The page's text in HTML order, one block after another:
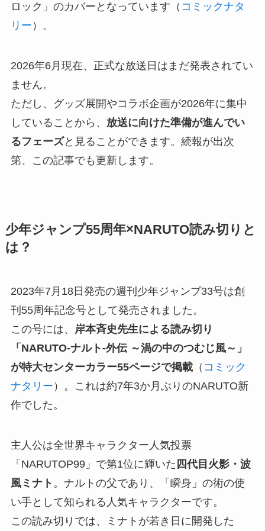
ロック」のカバーとなっています（ コミックナタ
リー ）。
2026年6月現在、正式な放送日はまだ発表されてい
ません。
ただし、グッズ展開やコラボ企画が2026年に集中
していることから、 放送に向けた準備が進んでい
るフェーズと見ることができます。続報が出次
第、この記事でも更新します。
少年ジャンプ55周年×NARUTO読み切りと
は？
2023年7月18日発売の週刊少年ジャンプ33号は創
刊55周年記念号として発売されました。
この号には、 岸本斉史先生による読み切り
「NARUTO-ナルト-外伝 ～渦の中のつむじ風～」
が特大センターカラー55ページで掲載（ コミック
ナタリー ）。これは約7年3か月ぶりのNARUTO新
作でした。
主人公は全世界キャラクター人気投票
「NARUTOP99」で第1位に輝いた 四代目火影・波
風ミナト 。ナルトの父であり、「瞬身」の術の使
い手として知られる人気キャラクターです。
この読み切りでは、ミナトが若き日に開発した